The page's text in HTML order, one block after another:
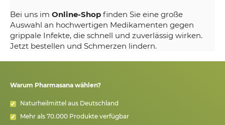
Bei uns im Online-Shop finden Sie eine große
Auswahl an hochwertigen Medikamenten gegen
grippale Infekte, die schnell und zuverlässig wirken.
Jetzt bestellen und Schmerzen lindern.
Warum Pharmasana wählen?
Naturheilmittel aus Deutschland
Mehr als 70.000 Produkte verfügbar